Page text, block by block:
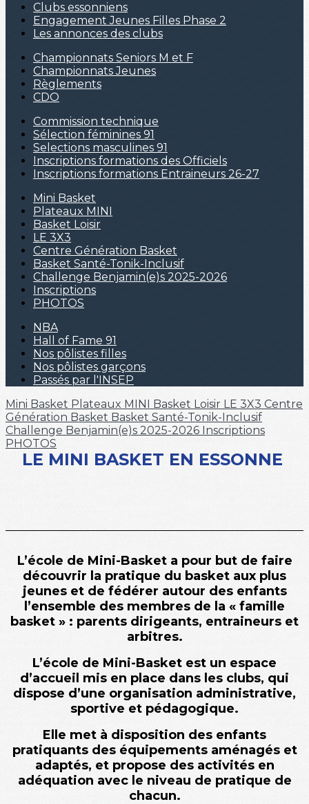
Clubs essonniens
Engagement Jeunes Filles Phase 2
Les annonces des clubs
Championnats Seniors M et F
Championnats Jeunes
Règlements
CDO
Commission technique
Sélection féminines 91
Selections masculines 91
Inscriptions formations des Officiels
Inscriptions formations Entraineurs 26-27
Mini Basket
Plateaux MINI
Basket Loisir
LE 3X3
Centre Génération Basket
Basket Santé-Tonik-Inclusif
Challenge Benjamin(e)s 2025-2026
Inscriptions
PHOTOS
NBA
Hall of Fame 91
Nos pôlistes filles
Nos pôlistes garçons
Passés par l'INSEP
Mini Basket Plateaux MINI Basket Loisir LE 3X3 Centre
Génération Basket Basket Santé-Tonik-Inclusif
Challenge Benjamin(e)s 2025-2026 Inscriptions
PHOTOS
LE MINI BASKET EN ESSONNE
L’école de Mini-Basket a pour but de faire
découvrir la pratique du basket aux plus
jeunes et de fédérer autour des enfants
l’ensemble des membres de la « famille
basket » : parents dirigeants, entraineurs et
arbitres.
L’école de Mini-Basket est un espace
d’accueil mis en place dans les clubs, qui
dispose d’une organisation administrative,
sportive et pédagogique.
Elle met à disposition des enfants
pratiquants des équipements aménagés et
adaptés, et propose des activités en
adéquation avec le niveau de pratique de
chacun.